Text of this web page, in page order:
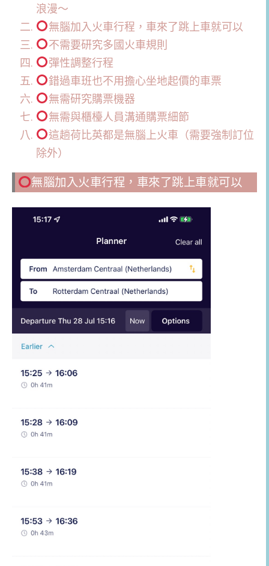
浪漫～
無腦加入火車行程，車來了跳上車就可以
不需要研究多國火車規則
彈性調整行程
錯過車班也不用擔心坐地起價的車票
無需研究購票機器
無需與櫃檯人員溝通購票細節
這趟荷比英都是無腦上火車（需要強制訂位
除外）
無腦加入火車行程，車來了跳上車就可以